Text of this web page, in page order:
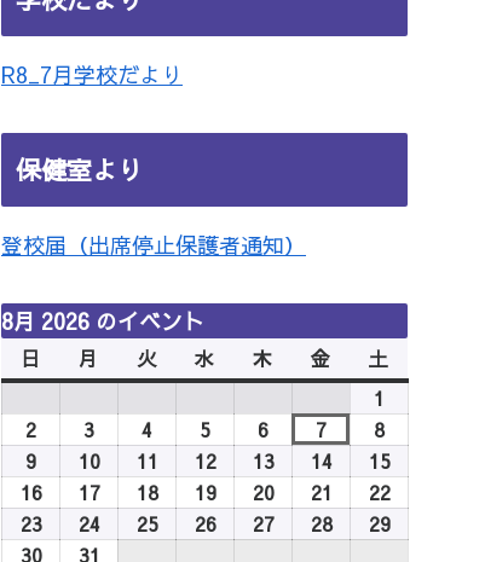
R8_7月学校だより
保健室より
登校届（出席停止保護者通知）
8月 2026 のイベント
日
曜
日
月
曜
日
火
曜
日
水
曜
日
木
曜
日
金
曜
日
土
曜
日
1
年
8
月
1
日
2
8
月
2
3
年
8
月
3
4
年
8
月
5
年
8
月
6
年
8
月
7
年
8
月
82026
年
8
月
9
年
8
月
102026
年
8
11 2026
年
8
122026
年
8
132026
年
8
142026
8
152026
年
8
162026
年
8
172026
年
182026
年
192026
年
202026
年
21 2026
年
222026
年
232026
年
242026252026262026272026282026292026
30202631